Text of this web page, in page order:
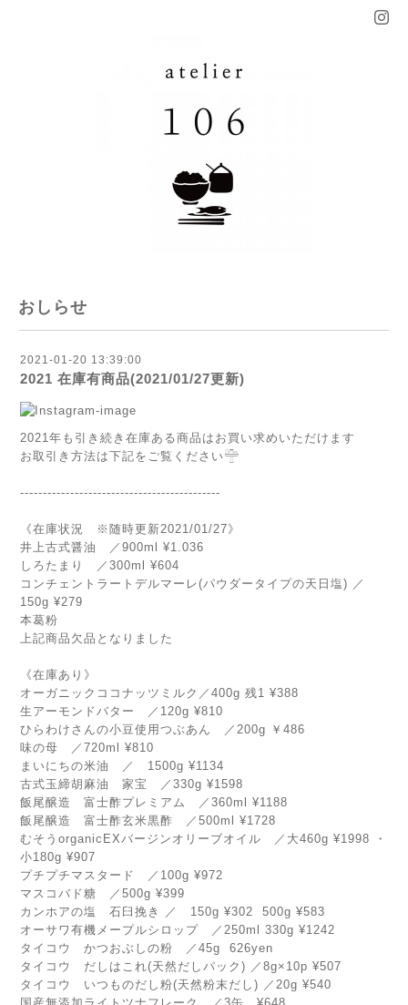
おしらせ
2021-01-20 13:39:00
2021 在庫有商品(2021/01/27更新)
2021年も引き続き在庫ある商品はお買い求めいただけます
お取引き方法は下記をご覧ください𓊯
--------------------------------------------
《在庫状況 ※随時更新2021/01/27》
井上古式醤油 ／900ml ¥1.036
しろたまり ／300ml ¥604
コンチェントラートデルマーレ(パウダータイプの天日塩) ／
150g ¥279
本葛粉
上記商品欠品となりました
《在庫あり》
オーガニックココナッツミルク／400g 残1 ¥388
生アーモンドバター ／120g ¥810
ひらわけさんの小豆使用つぶあん ／200g ￥486
味の母 ／720ml ¥810
まいにちの米油 ／ 1500g ¥1134
古式玉締胡麻油 家宝 ／330g ¥1598
飯尾醸造 富士酢プレミアム ／360ml ¥1188
飯尾醸造 富士酢玄米黒酢 ／500ml ¥1728
むそうorganicEXバージンオリーブオイル ／大460g ¥1998 ・
小180g ¥907
プチプチマスタード ／100g ¥972
マスコバド糖 ／500g ¥399
カンホアの塩 石臼挽き ／ 150g ¥302 500g ¥583
オーサワ有機メープルシロップ ／250ml 330g ¥1242
タイコウ かつおぶしの粉 ／45g 626yen
タイコウ だしはこれ(天然だしパック) ／8g×10p ¥507
タイコウ いつものだし粉(天然粉末だし) ／20g ¥540